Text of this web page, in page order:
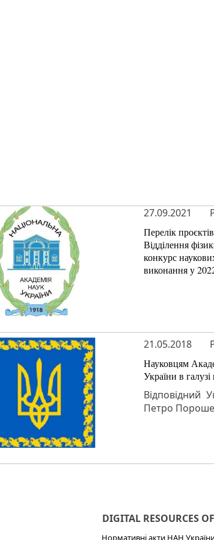
27.09.2021
Перелік
Відділення
конкурс
виконання у
21.05.2018
Науковцям
України в
Відповідний
Петро
DIGITAL RESOURCES
Нормативні акти НАН